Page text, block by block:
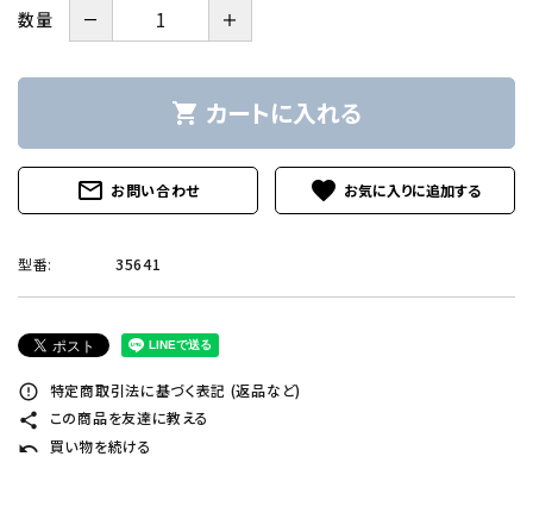
数量 － ＋
shopping_cart カートに入れる
mail_outline お問い合わせ favorite
型番: 35641
error_outline 特定商取引法に基づく表記 (返品など)
share この商品を友達に教える
undo 買い物を続ける